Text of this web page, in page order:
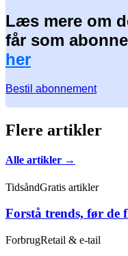
Læs mere om
får som
her
Bestil abonnement
Flere artikler
Alle artikler →
TidsåndGratis artikler
Forstå trends, før de
ForbrugRetail & e-tail